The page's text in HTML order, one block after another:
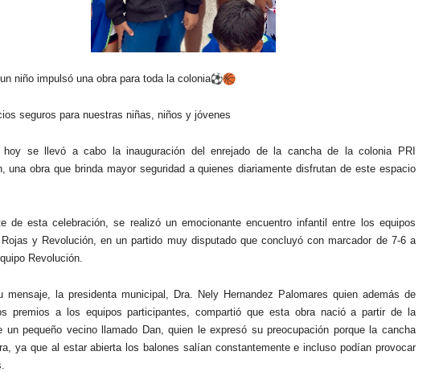
niño impulsó una obra para toda la colonia
seguros para nuestras niñas, niños y jóvenes
se llevó a cabo la inauguración del enrejado de la cancha de la colonia PRI
una obra que brinda mayor seguridad a quienes diariamente disfrutan de este espacio
de esta celebración, se realizó un emocionante encuentro infantil entre los equipos
y Revolución, en un partido muy disputado que concluyó con marcador de 7-6 a
Revolución.
mensaje, la presidenta municipal, Dra. Nely Hernandez Palomares quien además de
premios a los equipos participantes, compartió que esta obra nació a partir de la
un pequeño vecino llamado Dan, quien le expresó su preocupación porque la cancha
ya que al estar abierta los balones salían constantemente e incluso podían provocar